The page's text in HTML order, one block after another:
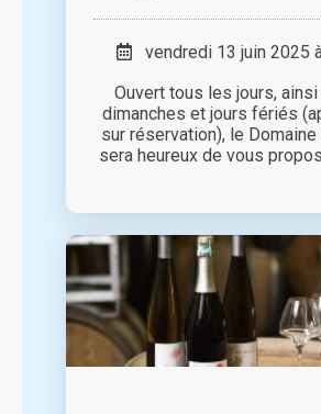
vendredi 13 juin 2025
Ouvert tous les jours,
dimanches et jours fériés
sur réservation), le Domaine
sera heureux de vous